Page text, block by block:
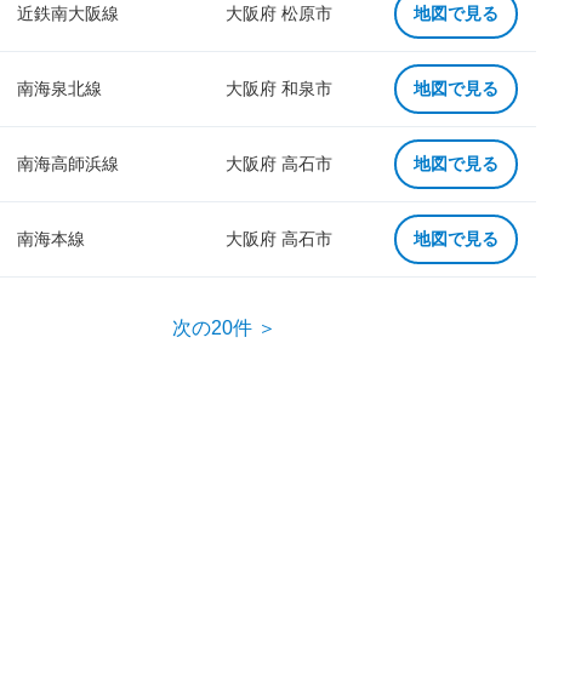
近鉄南大阪線 大阪府 松原市 地図で見る
南海泉北線 大阪府 和泉市 地図で見る
南海高師浜線 大阪府 高石市 地図で見る
南海本線 大阪府 高石市 地図で見る
次の20件 ＞